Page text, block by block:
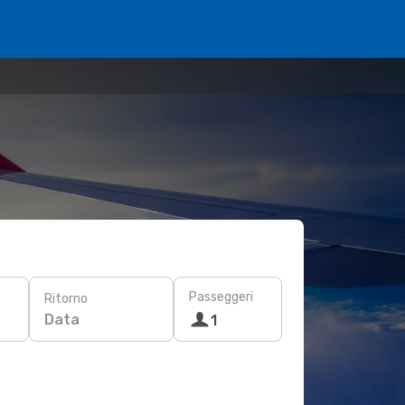
Ritorno
Data
Passeggeri
1